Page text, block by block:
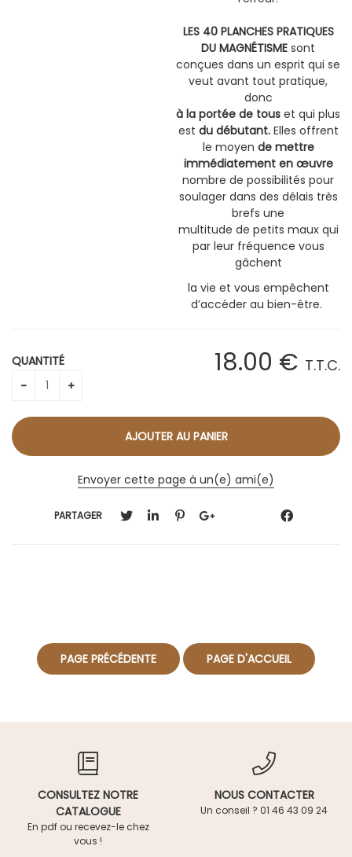
LES 40 PLANCHES PRATIQUES
DU MAGNÉTISME sont
conçues dans un esprit qui se
veut avant tout pratique,
donc
à la portée de tous et qui plus
est du débutant.Elles offrent
le moyen de mettre
immédiatement en œuvre
nombre de possibilités pour
soulager dans des délais très
brefs une
multitude de petits maux qui
par leur fréquence vous
gâchent
la vie et vous empêchent
d’accéder au bien-être.
18.00 € T.T.C.
QUANTITÉ
Envoyer cette page à un(e) ami(e)
PARTAGER
CONSULTEZ NOTRE
CATALOGUE
En pdf ou recevez-le chez
vous !
NOUS CONTACTER
Un conseil ? 01 46 43 09 24